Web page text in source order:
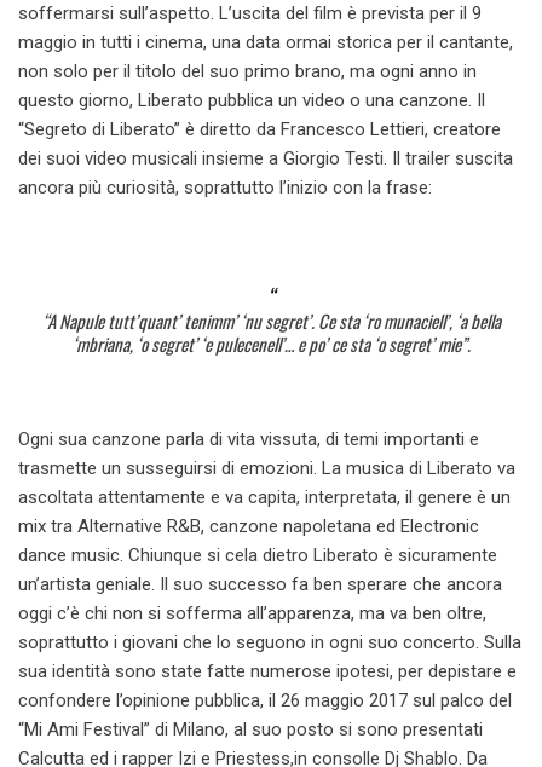
soffermarsi sull’aspetto. L’uscita del film è prevista per il 9
maggio in tutti i cinema, una data ormai storica per il cantante,
non solo per il titolo del suo primo brano, ma ogni anno in
questo giorno, Liberato pubblica un video o una canzone. Il
“Segreto di Liberato” è diretto da Francesco Lettieri, creatore
dei suoi video musicali insieme a Giorgio Testi. Il trailer suscita
ancora più curiosità, soprattutto l’inizio con la frase:
“A Napule tutt’quant’ tenimm’ ‘nu segret’. Ce sta ‘ro munaciell’, ‘a bella
‘mbriana, ‘o segret’ ‘e pulecenell’… e po’ ce sta ‘o segret’ mie”.
Ogni sua canzone parla di vita vissuta, di temi importanti e
trasmette un susseguirsi di emozioni. La musica di Liberato va
ascoltata attentamente e va capita, interpretata, il genere è un
mix tra Alternative R&B, canzone napoletana ed Electronic
dance music. Chiunque si cela dietro Liberato è sicuramente
un’artista geniale. Il suo successo fa ben sperare che ancora
oggi c’è chi non si sofferma all’apparenza, ma va ben oltre,
soprattutto i giovani che lo seguono in ogni suo concerto. Sulla
sua identità sono state fatte numerose ipotesi, per depistare e
confondere l’opinione pubblica, il 26 maggio 2017 sul palco del
“Mi Ami Festival” di Milano, al suo posto si sono presentati
Calcutta ed i rapper Izi e Priestess,in consolle Dj Shablo. Da